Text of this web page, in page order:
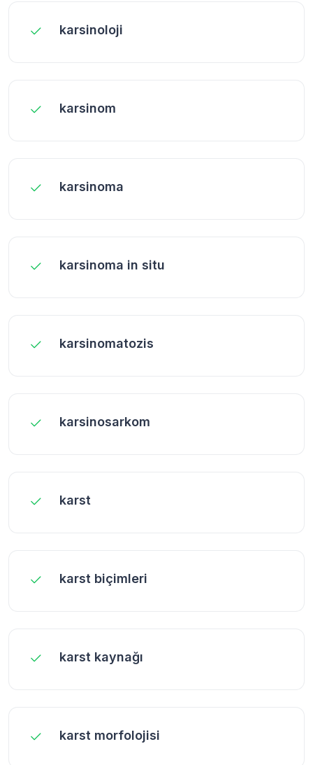
karsinoloji
karsinom
karsinoma
karsinoma in situ
karsinomatozis
karsinosarkom
karst
karst biçimleri
karst kaynağı
karst morfolojisi